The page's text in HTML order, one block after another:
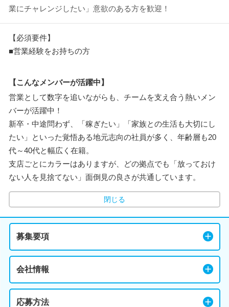
業にチャレンジしたい」意欲のある方を歓迎！
【必須要件】
■営業経験をお持ちの方
【こんなメンバーが活躍中】
営業として数字を追いながらも、チームを支え合う熱いメン
バーが活躍中！
新卒・中途問わず、「稼ぎたい」「家族との生活も大切にし
たい」といった覚悟ある地元志向の社員が多く、年齢層も20
代～40代と幅広く在籍。
支店ごとにカラーはありますが、どの拠点でも「放っておけ
ない人を見捨てない」面倒見の良さが共通しています。
閉じる
募集要項
会社情報
応募方法